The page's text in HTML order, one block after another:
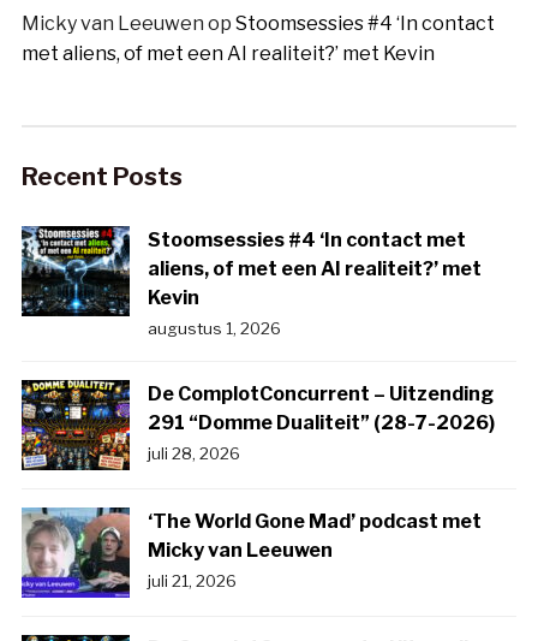
Micky van Leeuwen op Stoomsessies #4 ‘In contact
met aliens, of met een AI realiteit?’ met Kevin
Recent Posts
Stoomsessies #4 ‘In contact met
aliens, of met een AI realiteit?’ met
Kevin
augustus 1, 2026
De ComplotConcurrent – Uitzending
291 “Domme Dualiteit” (28-7-2026)
juli 28, 2026
‘The World Gone Mad’ podcast met
Micky van Leeuwen
juli 21, 2026